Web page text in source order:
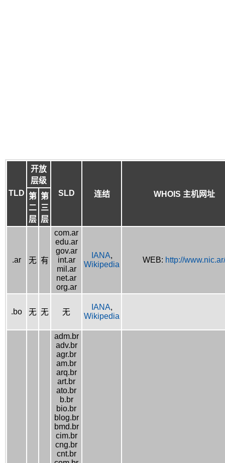
TLD
开放
层级
SLD
连结 WHOIS 主机网址
第
二
层
第
三
层
.ar 无 有
com.ar
edu.ar
gov.ar
int.ar
mil.ar
net.ar
org.ar
IANA,
Wikipedia
WEB: http://www.nic.ar/
.bo 无 无 无
IANA,
Wikipedia
adm.br
adv.br
agr.br
am.br
arq.br
art.br
ato.br
b.br
bio.br
blog.br
bmd.br
cim.br
cng.br
cnt.br